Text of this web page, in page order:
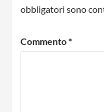
obbligatori sono
Commento*